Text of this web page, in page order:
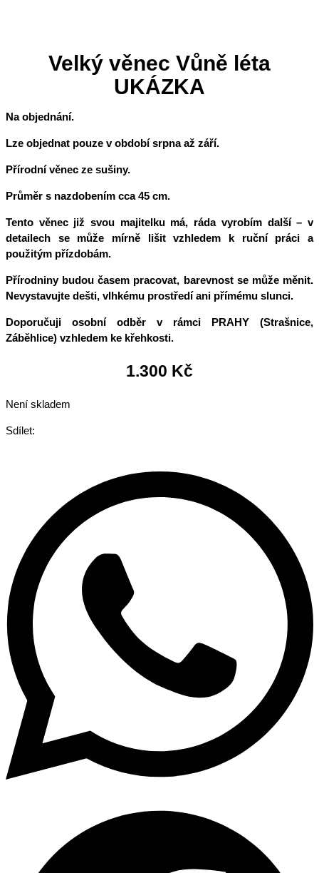
Velký věnec Vůně léta
UKÁZKA
Na objednání.
Lze objednat pouze v období srpna až září.
Přírodní věnec ze sušiny.
Průměr s nazdobením cca 45 cm.
Tento věnec již svou majitelku má, ráda vyrobím další – v
detailech se může mírně lišit vzhledem k ruční práci a
použitým přízdobám.
Přírodniny budou časem pracovat, barevnost se může měnit.
Nevystavujte dešti, vlhkému prostředí ani přímému slunci.
Doporučuji osobní odběr v rámci PRAHY (Strašnice,
Záběhlice) vzhledem ke křehkosti.
1.300 Kč
Není skladem
Sdílet: